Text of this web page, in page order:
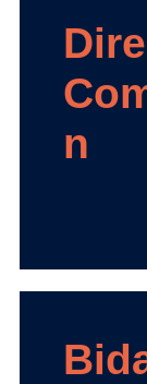
n